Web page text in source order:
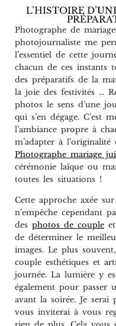
L’HISTOIRE
Photographe de
photojournaliste me
l’essentiel de cette
chacun de ces instants
des préparatifs de la
la joie des festivités …
photos le sens d’une
qui s’en dégage. C’est
l’ambiance propre à
m’adapter à
Photographe mariage
cérémonie laïque ou
toutes les situations !
Cette approche axée
n’empêche cependant
des photos de couple
de déterminer le
images. Le plus
couple esthétiques et
journée. La lumière y
également pour passer
avant la soirée. Je serai
vous inviterai à vous